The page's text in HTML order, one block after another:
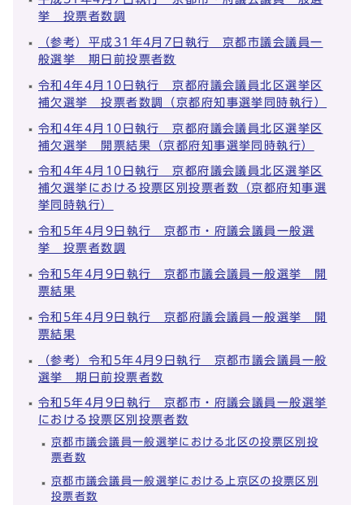
挙 投票者数調
（参考）平成31年4月7日執行 京都市議会議員一
般選挙 期日前投票者数
令和4年4月10日執行 京都府議会議員北区選挙区
補欠選挙 投票者数調（京都府知事選挙同時執行）
令和4年4月10日執行 京都府議会議員北区選挙区
補欠選挙 開票結果（京都府知事選挙同時執行）
令和4年4月10日執行 京都府議会議員北区選挙区
補欠選挙における投票区別投票者数（京都府知事選
挙同時執行）
令和5年4月9日執行 京都市・府議会議員一般選
挙 投票者数調
令和5年4月9日執行 京都市議会議員一般選挙 開
票結果
令和5年4月9日執行 京都府議会議員一般選挙 開
票結果
（参考）令和5年4月9日執行 京都市議会議員一般
選挙 期日前投票者数
令和5年4月9日執行 京都市・府議会議員一般選挙
における投票区別投票者数
京都市議会議員一般選挙における北区の投票区別投
票者数
京都市議会議員一般選挙における上京区の投票区別
投票者数